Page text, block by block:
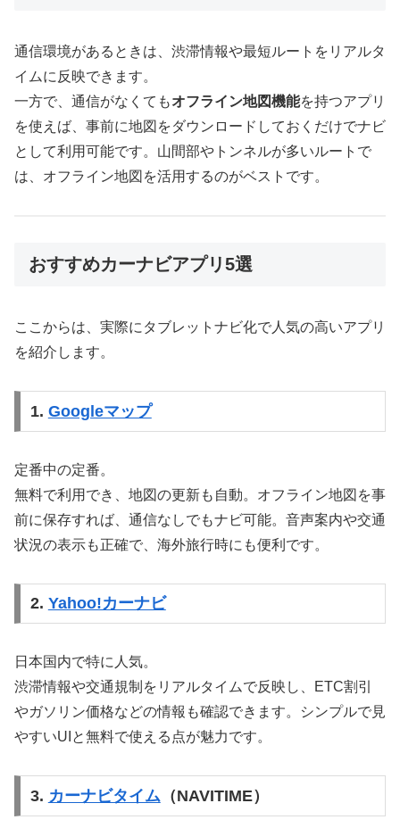
通信環境があるときは、渋滞情報や最短ルートをリアルタ
イムに反映できます。
一方で、通信がなくてもオフライン地図機能を持つアプリ
を使えば、事前に地図をダウンロードしておくだけでナビ
として利用可能です。山間部やトンネルが多いルートで
は、オフライン地図を活用するのがベストです。
おすすめカーナビアプリ5選
ここからは、実際にタブレットナビ化で人気の高いアプリ
を紹介します。
1. Googleマップ
定番中の定番。
無料で利用でき、地図の更新も自動。オフライン地図を事
前に保存すれば、通信なしでもナビ可能。音声案内や交通
状況の表示も正確で、海外旅行時にも便利です。
2. Yahoo!カーナビ
日本国内で特に人気。
渋滞情報や交通規制をリアルタイムで反映し、ETC割引
やガソリン価格などの情報も確認できます。シンプルで見
やすいUIと無料で使える点が魅力です。
3. カーナビタイム （NAVITIME）